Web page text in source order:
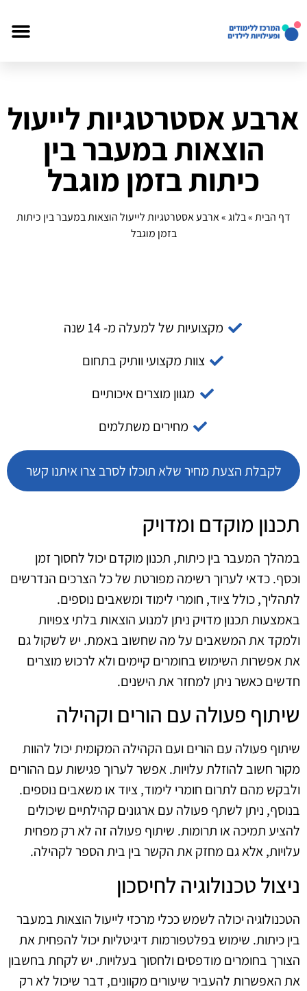
ארבע אסטרטגיות לייעול
הוצאות במעבר בין
כיתות בזמן מוגבל
דף הבית»בלוג»ארבע אסטרטגיות לייעול הוצאות במעבר בין כיתות
בזמן מוגבל
מקצועיות של למעלה מ- 14 שנה
צוות מקצועי וותיק בתחום
מגוון מוצרים איכותיים
מחירים משתלמים
לקבלת הצעת מחיר שלא תוכלו לסרב צרו איתנו קשר
תכנון מוקדם ומדויק
במהלך המעבר בין כיתות, תכנון מוקדם יכול לחסוך זמן
וכסף. כדאי לערוך רשימה מפורטת של כל הצרכים הנדרשים
לתהליך, כולל ציוד, חומרי לימוד ומשאבים נוספים.
באמצעות תכנון מדויק ניתן למנוע הוצאות בלתי צפויות
ולמקד את המשאבים על מה שחשוב באמת. יש לשקול גם
את אפשרות השימוש בחומרים קיימים ולא לרכוש מוצרים
חדשים כאשר ניתן למחזר את הישנים.
שיתוף פעולה עם הורים וקהילה
שיתוף פעולה עם הורים ועם הקהילה המקומית יכול להוות
מקור חשוב להוזלת עלויות. אפשר לערוך פגישות עם ההורים
ולבקש מהם לתרום חומרי לימוד, ציוד או משאבים נוספים.
בנוסף, ניתן לשתף פעולה עם ארגונים קהילתיים שיכולים
להציע תמיכה או תרומות. שיתוף פעולה זה לא רק מפחית
עלויות, אלא גם מחזק את הקשר בין בית הספר לקהילה.
ניצול טכנולוגיה לחיסכון
הטכנולוגיה יכולה לשמש ככלי מרכזי לייעול הוצאות במעבר
בין כיתות. שימוש בפלטפורמות דיגיטליות יכול להפחית את
הצורך בחומרים מודפסים ולחסוך בעלויות. יש לקחת בחשבון
את האפשרות להעביר שיעורים מקוונים, דבר שיכול לא רק